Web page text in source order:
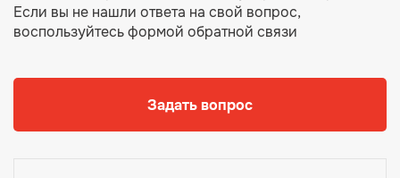
Если вы не нашли ответа на свой вопрос,
воспользуйтесь формой обратной связи
Задать вопрос